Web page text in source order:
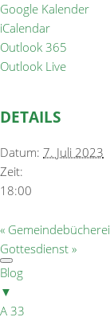
Google Kalender
iCalendar
Outlook 365
Outlook Live
DETAILS
Datum: 7. Juli 2023
Zeit:
18:00
« Gemeindebücherei
Gottesdienst »
Blog
▼
A 33